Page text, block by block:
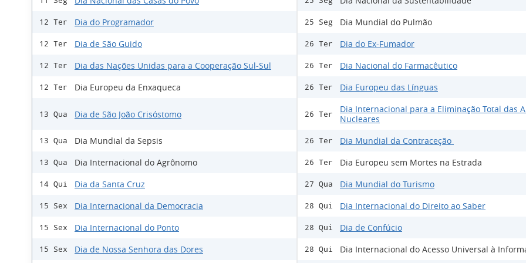
12 Ter Dia do Programador
12 Ter Dia de São Guido
12 Ter Dia das Nações Unidas para a Cooperação Sul-Sul
12 Ter Dia Europeu da Enxaqueca
13 Qua Dia de São João Crisóstomo
13 Qua Dia Mundial da Sepsis
13 Qua Dia Internacional do Agrônomo
14 Qui Dia da Santa Cruz
15 Sex Dia Internacional da Democracia
15 Sex Dia Internacional do Ponto
15 Sex Dia de Nossa Senhora das Dores
25 Seg Dia Mundial do Pulmão
26 Ter Dia do Ex-Fumador
26 Ter Dia Nacional do Farmacêutico
26 Ter Dia Europeu das Línguas
26 Ter
Dia Internacional para a Eliminação Total das
Nucleares
26 Ter Dia Mundial da Contraceção
26 Ter Dia Europeu sem Mortes na Estrada
27 Qua Dia Mundial do Turismo
28 Qui Dia Internacional do Direito ao Saber
28 Qui Dia de Confúcio
28 Qui Dia Internacional do Acesso Universal à